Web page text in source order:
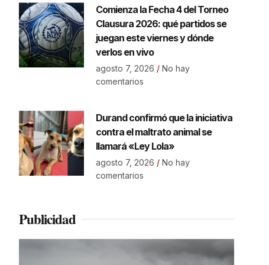
Comienza la Fecha 4 del Torneo
Clausura 2026: qué partidos se
juegan este viernes y dónde
verlos en vivo
agosto 7, 2026 No hay
comentarios
Durand confirmó que la iniciativa
contra el maltrato animal se
llamará «Ley Lola»
agosto 7, 2026 No hay
comentarios
Publicidad